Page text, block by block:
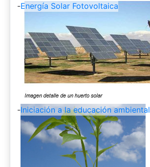
-Energía Solar Fotovoltaica
-Iniciación a la educación ambiental